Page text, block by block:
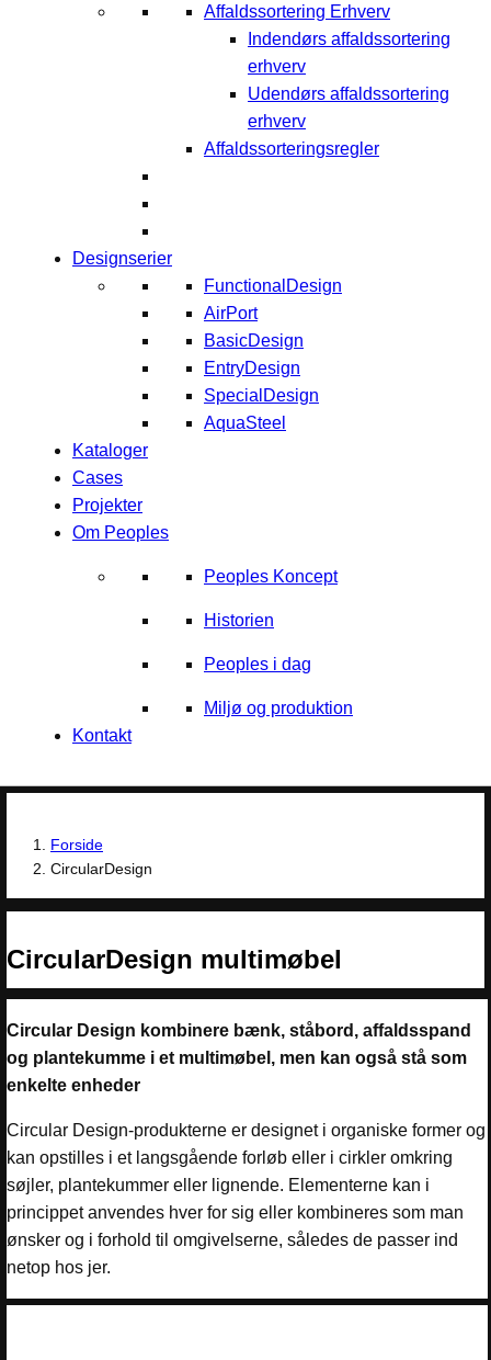
Affaldssortering Erhverv
Indendørs affaldssortering
erhverv
Udendørs affaldssortering
erhverv
Affaldssorteringsregler
Designserier
FunctionalDesign
AirPort
BasicDesign
EntryDesign
SpecialDesign
AquaSteel
Kataloger
Cases
Projekter
Om Peoples
Peoples Koncept
Historien
Peoples i dag
Miljø og produktion
Kontakt
Forside
CircularDesign
CircularDesign multimøbel
Circular Design kombinere bænk, ståbord, affaldsspand
og plantekumme i et multimøbel, men kan også stå som
enkelte enheder
Circular Design-produkterne er designet i organiske former og
kan opstilles i et langsgående forløb eller i cirkler omkring
søjler, plantekummer eller lignende. Elementerne kan i
princippet anvendes hver for sig eller kombineres som man
ønsker og i forhold til omgivelserne, således de passer ind
netop hos jer.